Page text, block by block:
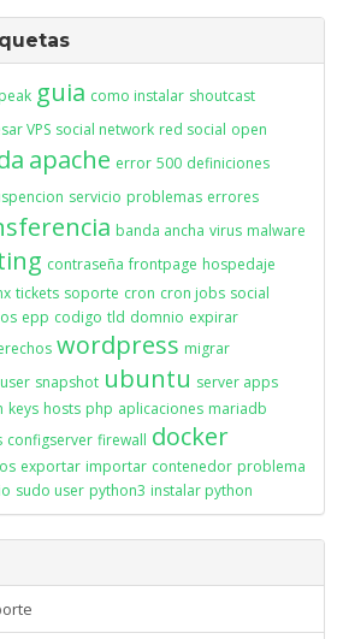
guia como instalar shoutcast
VPS social network red social open
apache error 500 definiciones
servicio problemas errores
banda ancha virus malware
contraseña frontpage hospedaje
tickets soporte cron cron jobs social
epp codigo tld domnio expirar
wordpress migrar
user snapshot ubuntu server apps
keys hosts php aplicaciones mariadb
configserver firewall docker
exportar importar contenedor problema
sudo user python3 instalar python